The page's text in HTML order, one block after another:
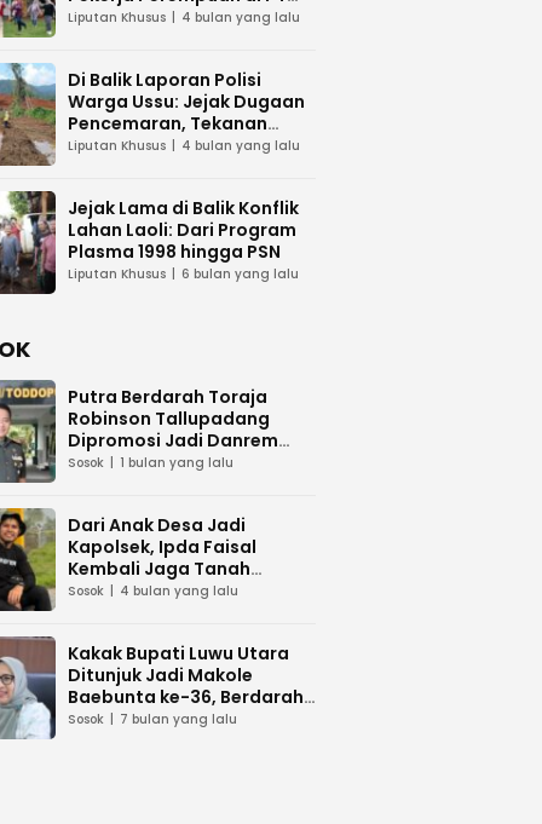
Vale Indonesia
Liputan Khusus 4 bulan yang lalu
Di Balik Laporan Polisi
Warga Ussu: Jejak Dugaan
Pencemaran, Tekanan
Hukum, dan Desakan
Liputan Khusus 4 bulan yang lalu
Jejak Lama di Balik Konflik
Lahan Laoli: Dari Program
Plasma 1998 hingga PSN
Liputan Khusus 6 bulan yang lalu
Putra Berdarah Toraja
Robinson Tallupadang
Dipromosi Jadi Danrem
141/Toddopuli
Sosok 1 bulan yang lalu
Dari Anak Desa Jadi
Kapolsek, Ipda Faisal
Kembali Jaga Tanah
Kelahiran
Sosok 4 bulan yang lalu
Kakak Bupati Luwu Utara
Ditunjuk Jadi Makole
Baebunta ke-36, Berdarah
Luwu–Gowa
Sosok 7 bulan yang lalu